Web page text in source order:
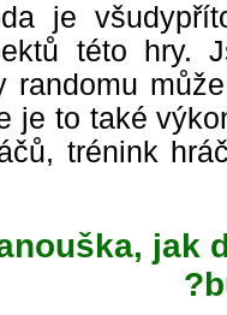
je
této
randomu
je to také
trénink